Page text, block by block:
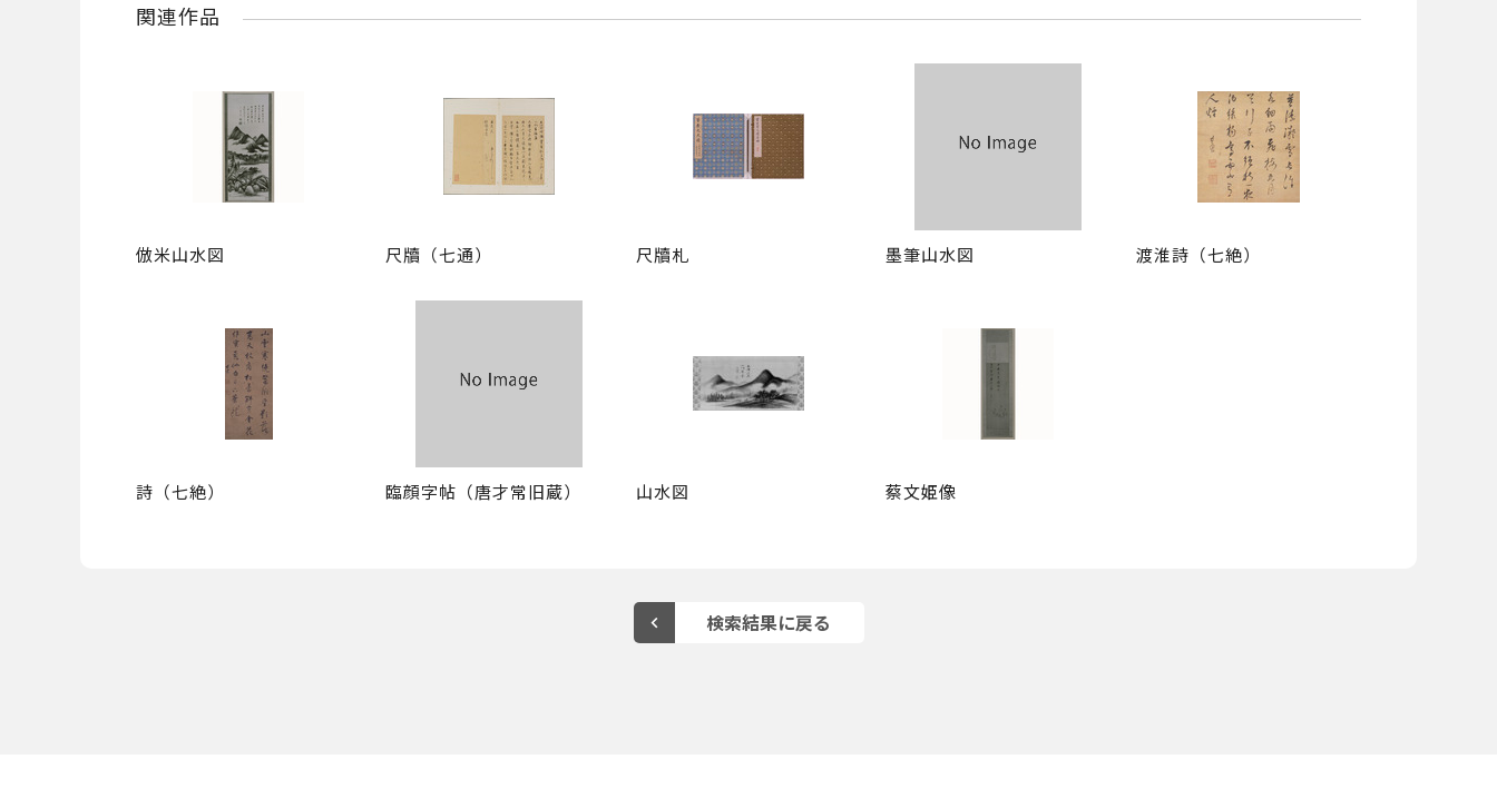
関連作品
倣米山水図 尺牘（七通） 尺牘札 墨筆山水図 渡淮詩（七絶）
詩（七絶） 臨顔字帖（唐才常旧蔵） 山水図 蔡文姫像